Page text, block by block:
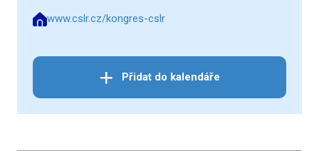
www.cslr.cz/kongres-cslr
Přidat do kalendáře